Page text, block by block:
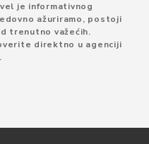
je informativnog
ažuriramo, postoji
trenutno važećih.
direktno u agenciji